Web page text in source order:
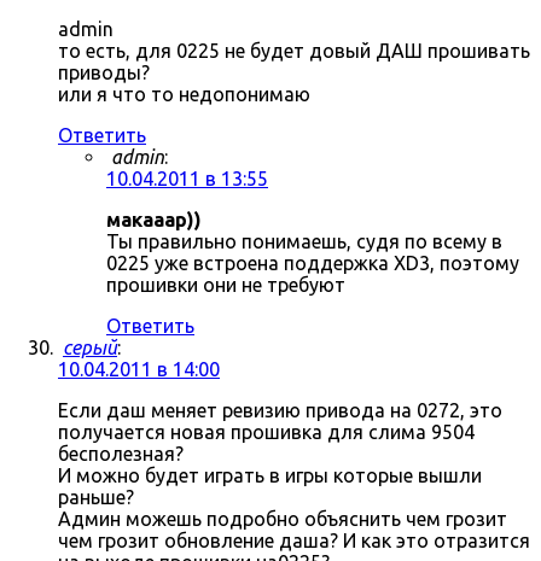
admin
то есть, для 0225 не будет довый ДАШ прошивать
приводы?
или я что то недопонимаю
Ответить
admin:
10.04.2011 в 13:55
макааар))
Ты правильно понимаешь, судя по всему в
0225 уже встроена поддержка XD3, поэтому
прошивки они не требуют
Ответить
серый:
10.04.2011 в 14:00
Если даш меняет ревизию привода на 0272, это
получается новая прошивка для слима 9504
бесполезная?
И можно будет играть в игры которые вышли
раньше?
Админ можешь подробно объяснить чем грозит
чем грозит обновление даша? И как это отразится